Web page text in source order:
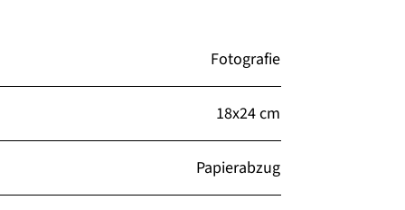
Fotografie
18x24 cm
Papierabzug